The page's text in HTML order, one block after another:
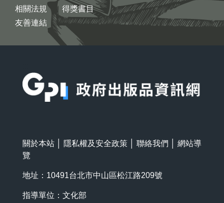
相關法規
友善連結
得獎書目
關於本站 隱私權及安全政策 聯絡我們
網站導
覽
地址：10491台北市中山區松江路209號
指導單位：文化部